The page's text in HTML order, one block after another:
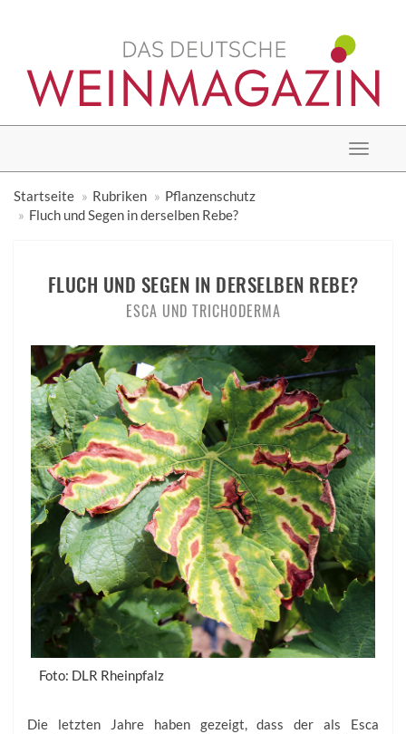
Toggle
Startseite
Rubriken
Pflanzenschutz
Fluch und Segen in derselben Rebe?
FLUCH UND SEGEN IN DERSELBEN REBE?
ESCA UND TRICHODERMA
Foto: DLR Rheinpfalz
Die letzten Jahre haben gezeigt, dass der als Esca